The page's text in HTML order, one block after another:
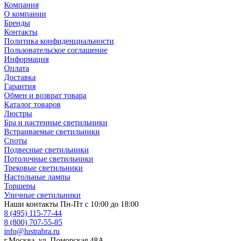
Компания
О компании
Бренды
Контакты
Политика конфиденциальности
Пользовательское соглашение
Информация
Оплата
Доставка
Гарантия
Обмен и возврат товара
Каталог товаров
Люстры
Бра и настенные светильники
Встраиваемые светильники
Споты
Подвесные светильники
Потолочные светильники
Трековые светильники
Настольные лампы
Торшеры
Уличные светильники
Наши контакты Пн-Пт с 10:00 до 18:00
8 (495) 115-77-44
8 (800) 707-55-85
info@lustrabra.ru